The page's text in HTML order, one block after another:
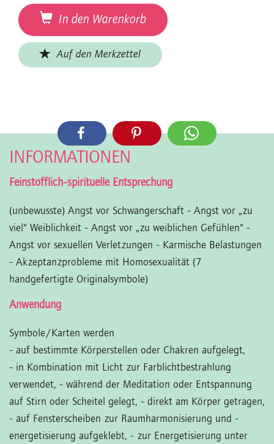
In den Warenkorb
Auf den Merkzettel
INFORMATIONEN
Feinstofflich-spirituelle Entsprechung
(unbewusste) Angst vor Schwangerschaft - Angst vor „zu
viel“ Weiblichkeit - Angst vor „zu weiblichen Gefühlen“ -
Angst vor sexuellen Verletzungen - Karmische Belastungen
- Akzeptanzprobleme mit Homosexualität (7
handgefertigte Originalsymbole)
Anwendung
Symbole/Karten werden
- auf bestimmte Körperstellen oder Chakren aufgelegt,
- in Kombination mit Licht zur Farblichtbestrahlung
verwendet, - während der Meditation oder Entspannung
auf Stirn oder Scheitel gelegt, - direkt am Körper getragen,
- auf Fensterscheiben zur Raumharmonisierung und -
energetisierung aufgeklebt, - zur Energetisierung unter